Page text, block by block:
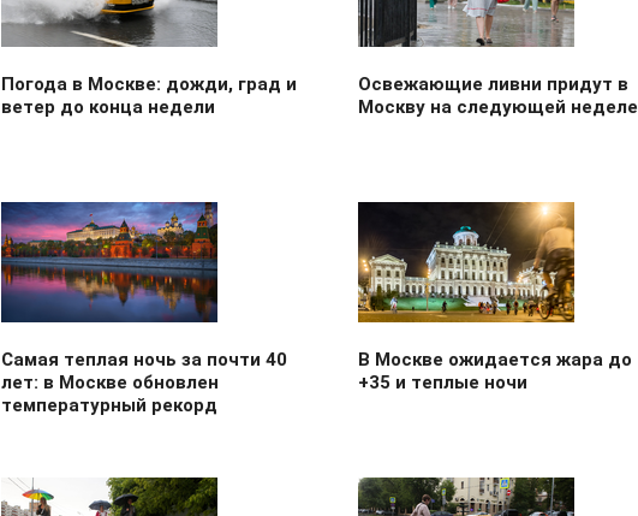
Погода в Москве: дожди, град и
ветер до конца недели
Освежающие ливни придут в
Москву на следующей неделе
Самая теплая ночь за почти 40
лет: в Москве обновлен
температурный рекорд
В Москве ожидается жара до
+35 и теплые ночи